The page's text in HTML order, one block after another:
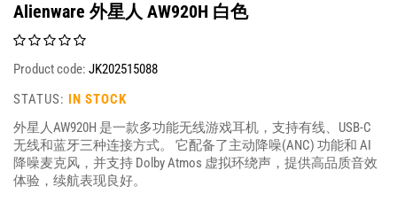
Alienware 外星人 AW920H 白色
Product code: JK202515088
STATUS:
IN STOCK
外星人AW920H 是一款多功能无线游戏耳机，支持有线、USB-C
无线和蓝牙三种连接方式。 它配备了主动降噪(ANC) 功能和 AI
降噪麦克风，并支持 Dolby Atmos 虚拟环绕声，提供高品质音效
体验，续航表现良好。